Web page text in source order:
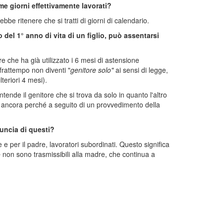
giorni effettivamente lavorati?
ritenere che si tratti di giorni di calendario.
1° anno di vita di un figlio, può assentarsi
che ha già utilizzato i 6 mesi di astensione
non diventi "genitore solo"ai sensi di legge,
4 mesi).
il genitore che si trova da solo in quanto l'altro
perché a seguito di un provvedimento della
di questi?
per il padre, lavoratori subordinati. Questo significa
sono trasmissibili alla madre, che continua a